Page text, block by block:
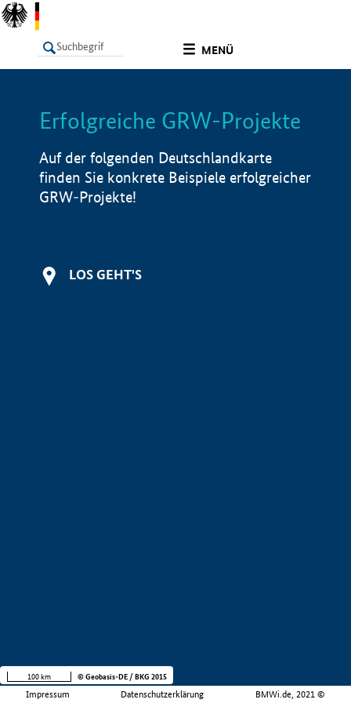
MENÜ
LISTE Info
Erfolgreiche GRW-Projekte
Auf der folgenden Deutschlandkarte
finden Sie konkrete Beispiele erfolgreicher
GRW-Projekte!
LOS GEHT'S
Impressum Datenschutzerklärung BMWi.de, 2021 ©
100 km © Geobasis-DE / BKG 2015